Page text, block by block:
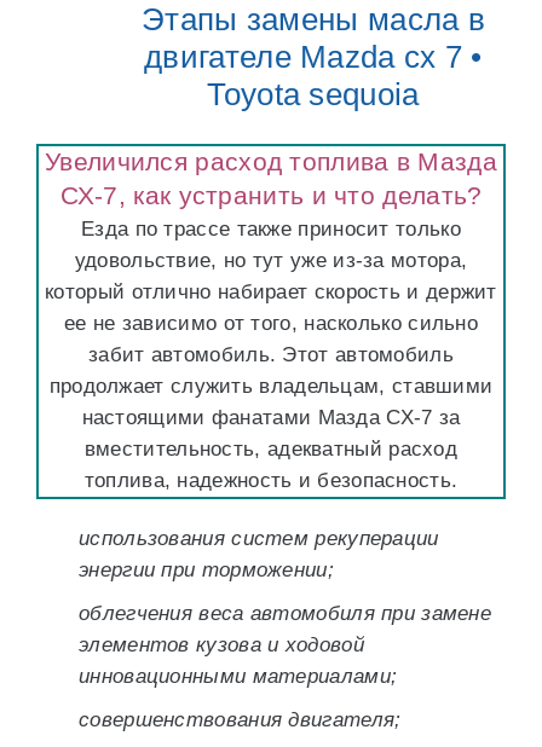
Этапы замены масла в
двигателе Mazda cx 7 •
Toyota sequoia
Увеличился расход топлива в Мазда
СХ-7, как устранить и что делать?
Езда по трассе также приносит только
удовольствие, но тут уже из-за мотора,
который отлично набирает скорость и держит
ее не зависимо от того, насколько сильно
забит автомобиль. Этот автомобиль
продолжает служить владельцам, ставшими
настоящими фанатами Мазда СХ-7 за
вместительность, адекватный расход
топлива, надежность и безопасность.
использования систем рекуперации
энергии при торможении;
облегчения веса автомобиля при замене
элементов кузова и ходовой
инновационными материалами;
совершенствования двигателя;